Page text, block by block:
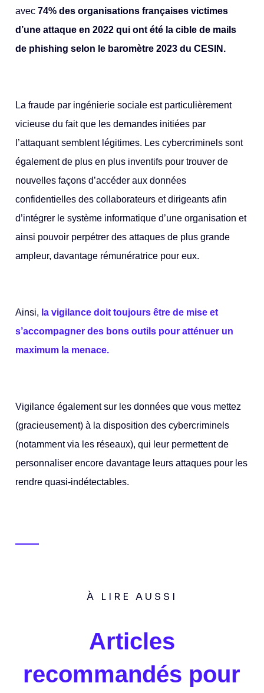
avec74% des organisations françaises victimes
d’une attaque en 2022 qui ont été la cible de mails
de phishing selon le baromètre 2023 du CESIN.
La fraude par ingénierie sociale est particulièrement
vicieuse du fait que les demandes initiées par
l’attaquant semblent légitimes. Les cybercriminels sont
également de plus en plus inventifs pour trouver de
nouvelles façons d’accéder aux données
confidentielles des collaborateurs et dirigeants afin
d’intégrer le système informatique d’une organisation et
ainsi pouvoir perpétrer des attaques de plus grande
ampleur, davantage rémunératrice pour eux.
Ainsi, la vigilance doit toujours être de mise et
s’accompagner des bons outils pour atténuer un
maximum la menace.
Vigilance également sur les données que vous mettez
(gracieusement) à la disposition des cybercriminels
(notamment via les réseaux), qui leur permettent de
personnaliser encore davantage leurs attaques pour les
rendre quasi-indétectables.
À LIRE AUSSI
Articles
recommandés pour